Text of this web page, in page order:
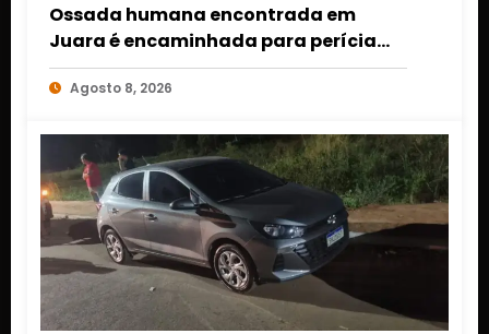
Ossada humana encontrada em
Juara é encaminhada para perícia
em Cuiabá; identidade da vítima
segue desconhecida
Agosto 8, 2026